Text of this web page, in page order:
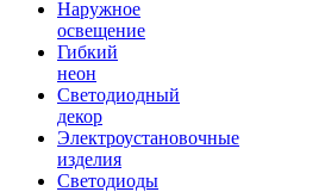
Наружное
освещение
Гибкий
неон
Светодиодный
декор
Электроустановочные
изделия
Светодиоды